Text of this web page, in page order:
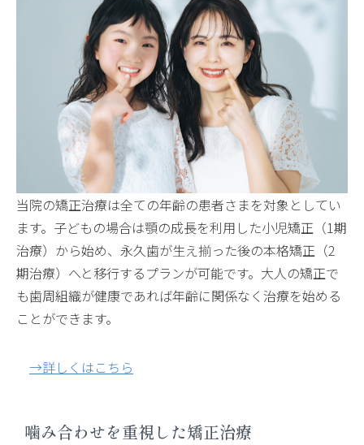
当院の矯正治療は全ての年齢の患者さまを対象としてい
ます。子どもの場合は顎の成長を利用した小児矯正（1期
治療）から始め、永久歯が生え揃った後の本格矯正（2
期治療）へと移行するプランが可能です。大人の矯正で
も歯周組織が健康であれば年齢に関係なく治療を始める
ことができます。
→詳しくはこちら
噛み合わせを重視した矯正治療